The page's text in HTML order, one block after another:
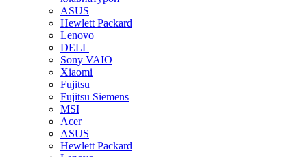
ASUS
Hewlett Packard
Lenovo
DELL
Sony VAIO
Xiaomi
Fujitsu
Fujitsu Siemens
MSI
Acer
ASUS
Hewlett Packard